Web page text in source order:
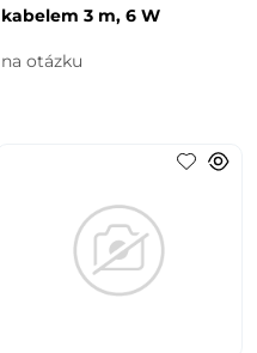
kabelem 3 m, 6 W
na otázku